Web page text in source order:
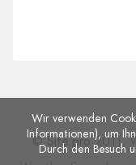
© Site.pro 2011.
Wir verwenden
Informationen), um
Durch den Besuch